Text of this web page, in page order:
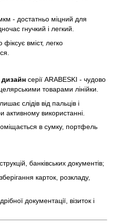
- достатньо міцний для
гнучкий і легкий.
фіксує вміст, легко
дизайн серії ARABESKI - чудово
товарами лінійки.
слідів від пальців і
активному використанні.
в сумку, портфель
банківських документів;
карток, розкладу,
документації, візиток і